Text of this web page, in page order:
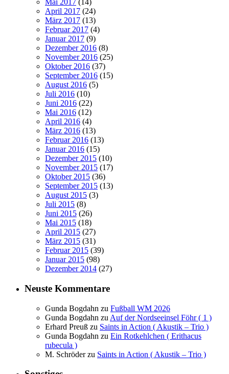
Mai 2017 (14)
April 2017 (24)
März 2017 (13)
Februar 2017 (4)
Januar 2017 (9)
Dezember 2016 (8)
November 2016 (25)
Oktober 2016 (37)
September 2016 (15)
August 2016 (5)
Juli 2016 (10)
Juni 2016 (22)
Mai 2016 (12)
April 2016 (4)
März 2016 (13)
Februar 2016 (13)
Januar 2016 (15)
Dezember 2015 (10)
November 2015 (17)
Oktober 2015 (36)
September 2015 (13)
August 2015 (3)
Juli 2015 (8)
Juni 2015 (26)
Mai 2015 (18)
April 2015 (27)
März 2015 (31)
Februar 2015 (39)
Januar 2015 (98)
Dezember 2014 (27)
Neuste Kommentare
Gunda Bogdahn zu Fußball WM 2026
Gunda Bogdahn zu Auf der Nordseeinsel Föhr ( 1 )
Erhard Preuß zu Saints in Action ( Akustik – Trio )
Gunda Bogdahn zu Ein Rotkehlchen ( Erithacus
rubecula )
M. Schröderzu Saints in Action ( Akustik – Trio )